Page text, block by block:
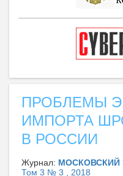
ПРОБЛЕМЫ
ИМПОРТА
В РОССИИ
Журнал: МОСКОВСКИЙ
Том 3 № 3 , 2018